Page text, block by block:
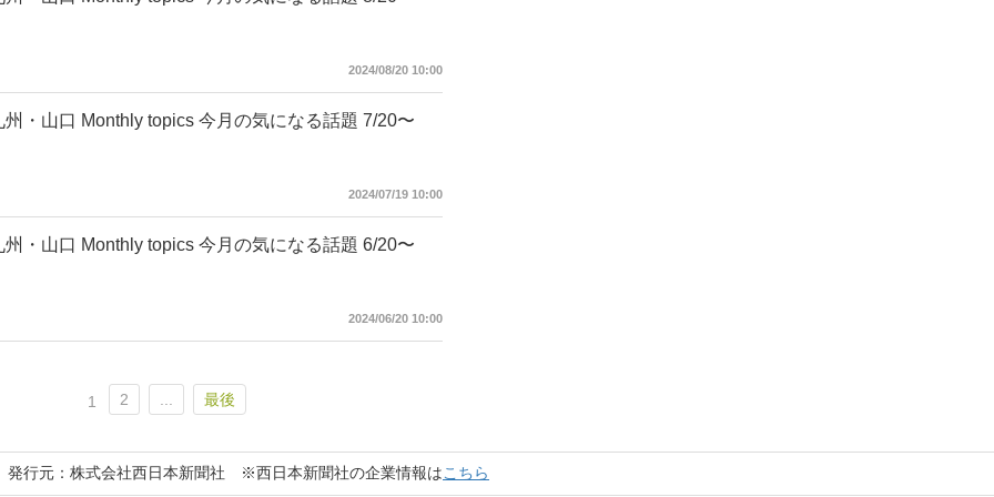
2024/08/20 10:00
州・山口 Monthly topics 今月の気になる話題 7/20〜
2024/07/19 10:00
州・山口 Monthly topics 今月の気になる話題 6/20〜
2024/06/20 10:00
1 2 最後
発行元：株式会社西日本新聞社 ※西日本新聞社の企業情報はこちら